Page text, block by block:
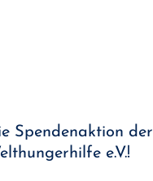
Spendenaktion
e.V.!